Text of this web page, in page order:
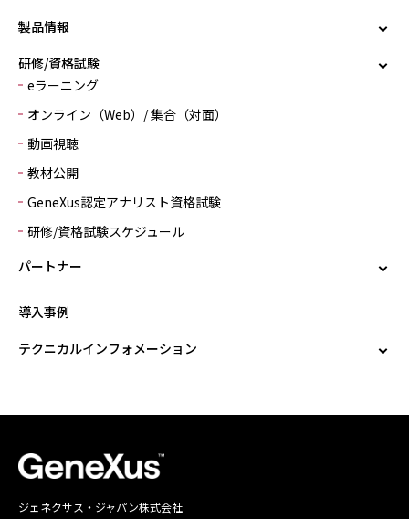
製品情報
研修/資格試験
eラーニング
オンライン（Web）/ 集合（対面）
動画視聴
教材公開
GeneXus認定アナリスト資格試験
研修/資格試験スケジュール
パートナー
導入事例
テクニカルインフォメーション
ジェネクサス・ジャパン株式会社